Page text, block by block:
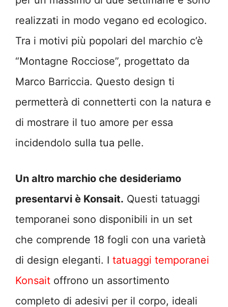
realizzati in modo vegano ed ecologico.
Tra i motivi più popolari del marchio c’è
“Montagne Rocciose”, progettato da
Marco Barriccia. Questo design ti
permetterà di connetterti con la natura e
di mostrare il tuo amore per essa
incidendolo sulla tua pelle.
Un altro marchio che desideriamo
presentarvi è Konsait. Questi tatuaggi
temporanei sono disponibili in un set
che comprende 18 fogli con una varietà
di design eleganti. I tatuaggi temporanei
Konsait offrono un assortimento
completo di adesivi per il corpo, ideali